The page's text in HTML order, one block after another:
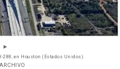
288, en Houston (Estados Unidos).